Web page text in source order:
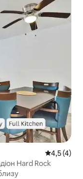
Середня
4,5 (4)
Hard Rock